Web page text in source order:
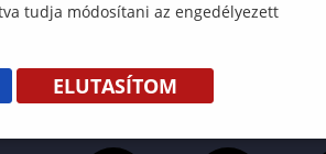
tudja módosítani az engedélyezett
ELUTASÍTOM